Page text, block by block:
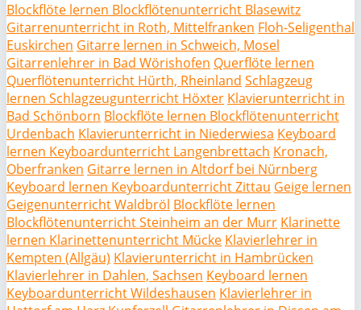
Blockflöte lernen Blockflötenunterricht Blasewitz
Gitarrenunterricht in Roth, Mittelfranken Floh-Seligenthal
Euskirchen Gitarre lernen in Schweich, Mosel
Gitarrenlehrer in Bad Wörishofen Querflöte lernen
Querflötenunterricht Hürth, Rheinland Schlagzeug
lernen Schlagzeugunterricht Höxter Klavierunterricht in
Bad Schönborn Blockflöte lernen Blockflötenunterricht
Urdenbach Klavierunterricht in Niederwiesa Keyboard
lernen Keyboardunterricht Langenbrettach Kronach,
Oberfranken Gitarre lernen in Altdorf bei Nürnberg
Keyboard lernen Keyboardunterricht Zittau Geige lernen
Geigenunterricht Waldbröl Blockflöte lernen
Blockflötenunterricht Steinheim an der Murr Klarinette
lernen Klarinettenunterricht Mücke Klavierlehrer in
Kempten (Allgäu) Klavierunterricht in Hambrücken
Klavierlehrer in Dahlen, Sachsen Keyboard lernen
Keyboardunterricht Wildeshausen Klavierlehrer in